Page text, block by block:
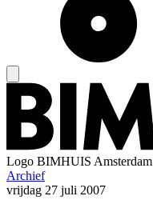
Logo BIMHUIS Amsterdam
Archief
vrijdag 27 juli 2007